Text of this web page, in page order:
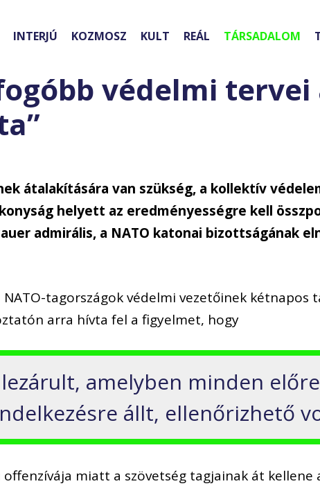
INTERJÚ KOZMOSZ KULT REÁL TÁRSADALOM
védelmi tervei
átalakítására van szükség, a kollektív
helyett az eredményességre kell
admirális, a NATO katonai bizottságának
tagországok védelmi vezetőinek kétnapos
arra hívta fel a figyelmet, hogy
amelyben minden előre
állt, ellenőrizhető
offenzívája miatt a szövetség tagjainak át kellene